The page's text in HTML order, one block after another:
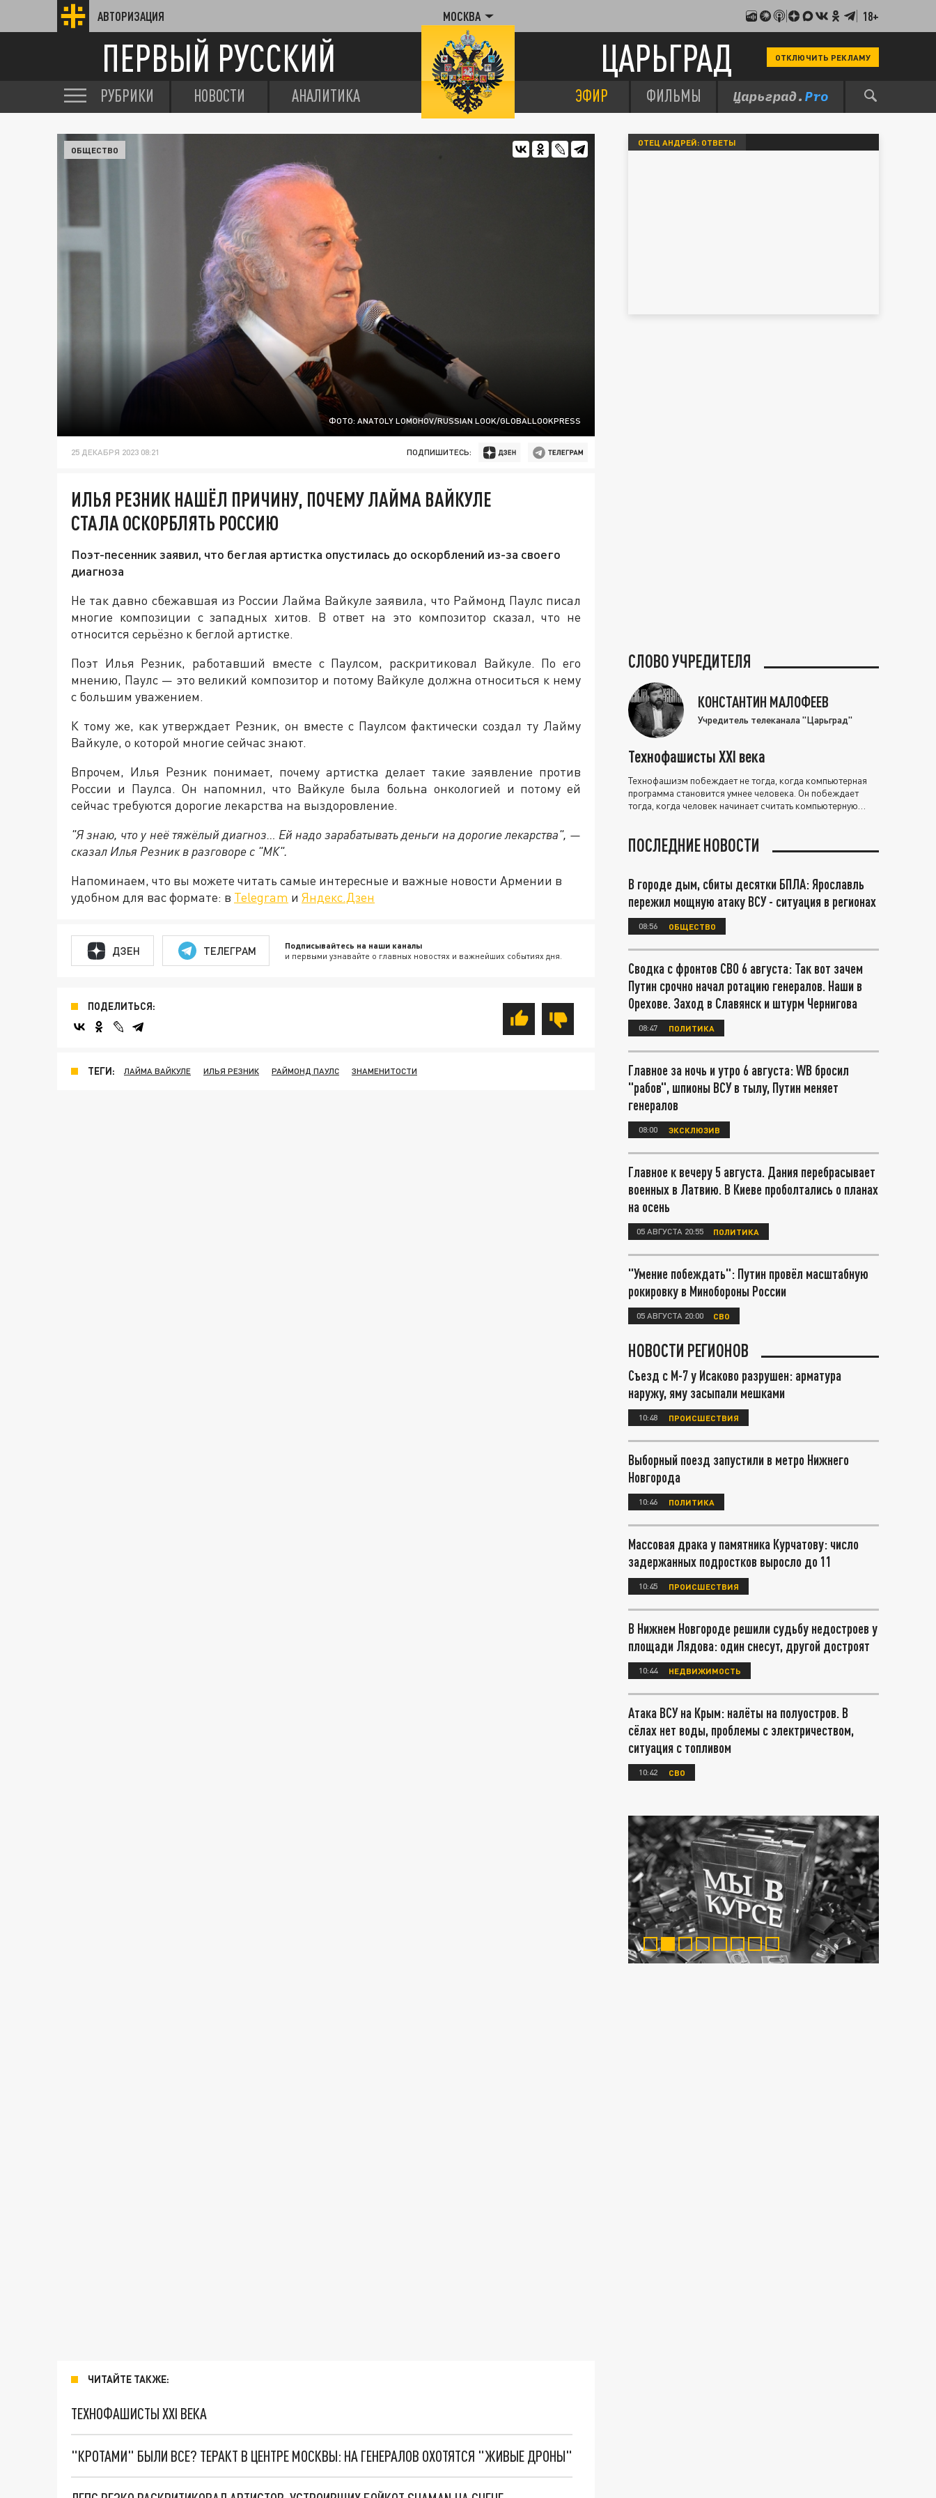
АВТОРИЗАЦИЯ МОСКВА 18+
ПЕРВЫЙ РУССКИЙ ЦАРЬГРАД ОТКЛЮЧИТЬ РЕКЛАМУ
РУБРИКИ НОВОСТИ АНАЛИТИКА ЭФИР ФИЛЬМЫ
ФОТО: ANATOLY LOMOHOV/RUSSIAN LOOK/GLOBALLOOKPRESS
ОБЩЕСТВО
25 ДЕКАБРЯ 2023 08:21 ПОДПИШИТЕСЬ:
ИЛЬЯ РЕЗНИК НАШЁЛ ПРИЧИНУ, ПОЧЕМУ ЛАЙМА ВАЙКУЛЕ
СТАЛА ОСКОРБЛЯТЬ РОССИЮ
Поэт-песенник заявил, что беглая артистка опустилась до оскорблений из-за своего
диагноза
Не так давно сбежавшая из России Лайма Вайкуле заявила, что Раймонд Паулс писал
многие композиции с западных хитов. В ответ на это композитор сказал, что не
относится серьёзно к беглой артистке.
Поэт Илья Резник, работавший вместе с Паулсом, раскритиковал Вайкуле. По его
мнению, Паулс — это великий композитор и потому Вайкуле должна относиться к нему
с большим уважением.
К тому же, как утверждает Резник, он вместе с Паулсом фактически создал ту Лайму
Вайкуле, о которой многие сейчас знают.
Впрочем, Илья Резник понимает, почему артистка делает такие заявление против
России и Паулса. Он напомнил, что Вайкуле была больна онкологией и потому ей
сейчас требуются дорогие лекарства на выздоровление.
"Я знаю, что у неё тяжёлый диагноз… Ей надо зарабатывать деньги на дорогие лекарства", —
сказал Илья Резник в разговоре с "МК".
Напоминаем, что вы можете читать самые интересные и важные новости Армении в
удобном для вас формате: в Telegram и Яндекс.Дзен
ДЗЕН ТЕЛЕГРАМ Подписывайтесь на наши каналы
и первыми узнавайте о главных новостях и важнейших событиях дня.
ПОДЕЛИТЬСЯ:
ТЕГИ: ЛАЙМА ВАЙКУЛЕ ИЛЬЯ РЕЗНИК РАЙМОНД ПАУЛС ЗНАМЕНИТОСТИ
ЧИТАЙТЕ ТАКЖЕ:
ТЕХНОФАШИСТЫ XXI ВЕКА
"КРОТАМИ" БЫЛИ ВСЕ? ТЕРАКТ В ЦЕНТРЕ МОСКВЫ: НА ГЕНЕРАЛОВ ОХОТЯТСЯ "ЖИВЫЕ ДРОНЫ"
ОТЕЦ АНДРЕЙ: ОТВЕТЫ
СЛОВО УЧРЕДИТЕЛЯ
КОНСТАНТИН МАЛОФЕЕВ
Учредитель телеканала "Царьград"
Технофашисты XXI века
Технофашизм побеждает не тогда, когда компьютерная
программа становится умнее человека. Он побеждает
тогда, когда человек начинает считать компьютерную
ПОСЛЕДНИЕ НОВОСТИ
В городе дым, сбиты десятки БПЛА: Ярославль
пережил мощную атаку ВСУ - ситуация в регионах
08:56 ОБЩЕСТВО
Сводка с фронтов СВО 6 августа: Так вот зачем
Путин срочно начал ротацию генералов. Наши в
Орехове. Заход в Славянск и штурм Чернигова
08:47 ПОЛИТИКА
Главное за ночь и утро 6 августа: WB бросил
"рабов", шпионы ВСУ в тылу, Путин меняет
генералов
08:00 ЭКСКЛЮЗИВ
Главное к вечеру 5 августа. Дания перебрасывает
военных в Латвию. В Киеве проболтались о планах
на осень
05 АВГУСТА 20:55 ПОЛИТИКА
"Умение побеждать": Путин провёл масштабную
рокировку в Минобороны России
05 АВГУСТА 20:00 СВО
НОВОСТИ РЕГИОНОВ
Съезд с М-7 у Исаково разрушен: арматура
наружу, яму засыпали мешками
10:48 ПРОИСШЕСТВИЯ
Выборный поезд запустили в метро Нижнего
Новгорода
10:46 ПОЛИТИКА
Массовая драка у памятника Курчатову: число
задержанных подростков выросло до 11
10:45 ПРОИСШЕСТВИЯ
В Нижнем Новгороде решили судьбу недостроев у
площади Лядова: один снесут, другой достроят
10:44 НЕДВИЖИМОСТЬ
Атака ВСУ на Крым: налёты на полуостров. В
сёлах нет воды, проблемы с электричеством,
ситуация с топливом
10:42 СВО